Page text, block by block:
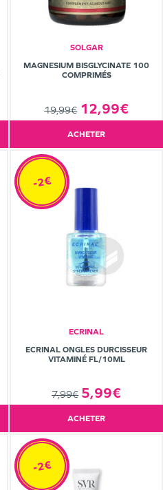
SOLGAR
MAGNESIUM BISGLYCINATE 100
COMPRIMÉS
19,99€ 12,99€
ACHETER
ECRINAL
ECRINAL ONGLES DURCISSEUR
VITAMINÉ FL/10ML
7,99€ 5,99€
-2€
ACHETER
-2€